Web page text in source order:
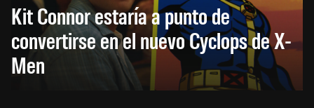
Kit Connor estaría a punto de
convertirse en el nuevo Cyclops de X-
Men